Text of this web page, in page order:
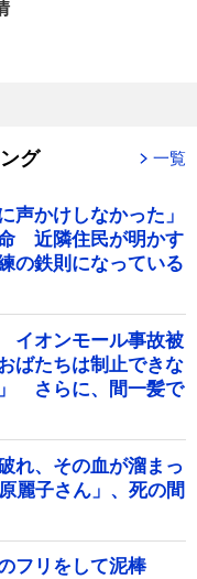
グ 一覧
声かけしなかった」
近隣住民が明かす
の鉄則になっている
イオンモール事故被
ばたちは制止できな
さらに、間一髪で
れ、その血が溜まっ
麗子さん」、死の間
フリをして泥棒